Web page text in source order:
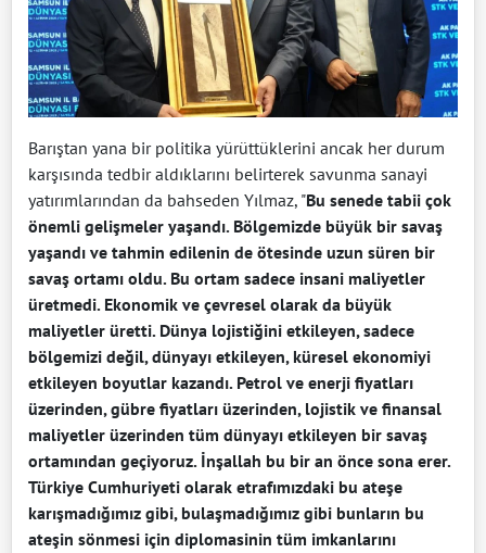
Barıştan yana bir politika yürüttüklerini ancak her durum
karşısında tedbir aldıklarını belirterek savunma sanayi
yatırımlarından da bahseden Yılmaz, "Bu senede tabii çok
önemli gelişmeler yaşandı. Bölgemizde büyük bir savaş
yaşandı ve tahmin edilenin de ötesinde uzun süren bir
savaş ortamı oldu. Bu ortam sadece insani maliyetler
üretmedi. Ekonomik ve çevresel olarak da büyük
maliyetler üretti. Dünya lojistiğini etkileyen, sadece
bölgemizi değil, dünyayı etkileyen, küresel ekonomiyi
etkileyen boyutlar kazandı. Petrol ve enerji fiyatları
üzerinden, gübre fiyatları üzerinden, lojistik ve finansal
maliyetler üzerinden tüm dünyayı etkileyen bir savaş
ortamından geçiyoruz. İnşallah bu bir an önce sona erer.
Türkiye Cumhuriyeti olarak etrafımızdaki bu ateşe
karışmadığımız gibi, bulaşmadığımız gibi bunların bu
ateşin sönmesi için diplomasinin tüm imkanlarını